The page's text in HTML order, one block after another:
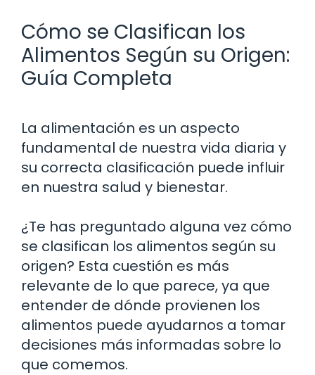
Cómo se Clasifican los
Alimentos Según su Origen:
Guía Completa
La alimentación es un aspecto
fundamental de nuestra vida diaria y
su correcta clasificación puede influir
en nuestra salud y bienestar.
¿Te has preguntado alguna vez cómo
se clasifican los alimentos según su
origen? Esta cuestión es más
relevante de lo que parece, ya que
entender de dónde provienen los
alimentos puede ayudarnos a tomar
decisiones más informadas sobre lo
que comemos.